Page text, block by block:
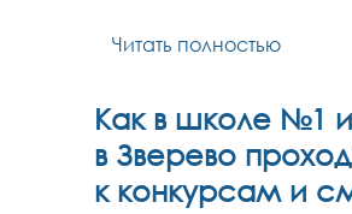
Читать полностью
Как в школе №1
в Зверево
к конкурсам и